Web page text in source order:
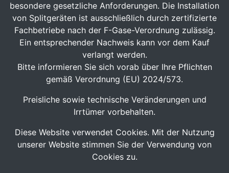
besondere gesetzliche Anforderungen. Die Installation
von Splitgeräten ist ausschließlich durch zertifizierte
Fachbetriebe nach der F-Gase-Verordnung zulässig.
Ein entsprechender Nachweis kann vor dem Kauf
verlangt werden.
Bitte informieren Sie sich vorab über Ihre Pflichten
gemäß Verordnung (EU) 2024/573.
Preisliche sowie technische Veränderungen und
Irrtümer vorbehalten.
Diese Website verwendet Cookies. Mit der Nutzung
unserer Website stimmen Sie der Verwendung von
Cookies zu.